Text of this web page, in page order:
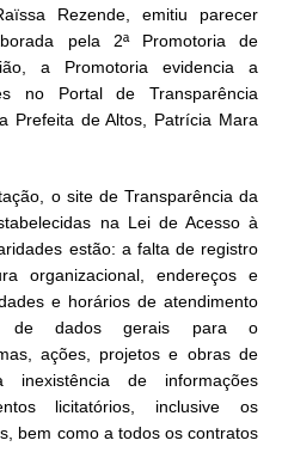
Rezende, emitiu parecer
pela 2ª Promotoria de
a Promotoria evidencia a
no Portal de Transparência
Prefeita de Altos, Patrícia Mara
o site de Transparência da
na Lei de Acesso à
estão: a falta de registro
organizacional, endereços e
e horários de atendimento
de dados gerais para o
ações, projetos e obras de
de informações
licitatórios, inclusive os
bem como a todos os contratos